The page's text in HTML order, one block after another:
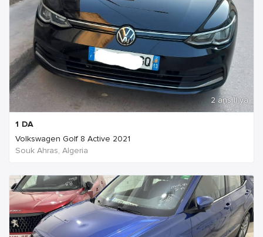
2 ans Il ya
1 DA
Volkswagen Golf 8 Active 2021
Souk Ahras, Algeria